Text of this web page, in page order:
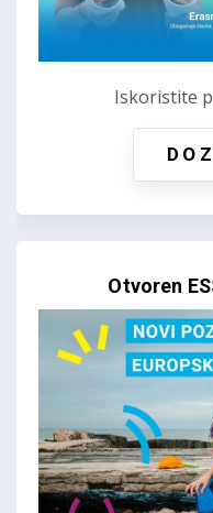
Iskoristite
Otvoren